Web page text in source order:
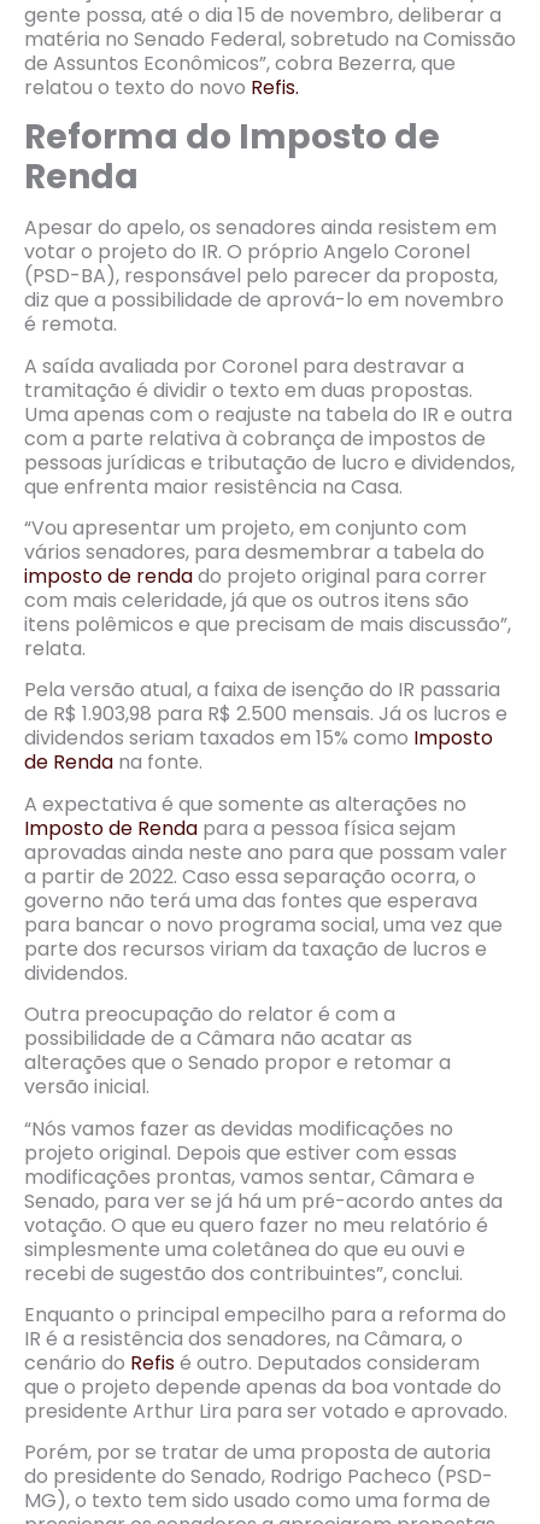
gente possa, até o dia 15 de novembro, deliberar a
matéria no Senado Federal, sobretudo na Comissão
de Assuntos Econômicos”, cobra Bezerra, que
relatou o texto do novo Refis.
Reforma do Imposto de
Renda
Apesar do apelo, os senadores ainda resistem em
votar o projeto do IR. O próprio Angelo Coronel
(PSD-BA), responsável pelo parecer da proposta,
diz que a possibilidade de aprová-lo em novembro
é remota.
A saída avaliada por Coronel para destravar a
tramitação é dividir o texto em duas propostas.
Uma apenas com o reajuste na tabela do IR e outra
com a parte relativa à cobrança de impostos de
pessoas jurídicas e tributação de lucro e dividendos,
que enfrenta maior resistência na Casa.
“Vou apresentar um projeto, em conjunto com
vários senadores, para desmembrar a tabela do
imposto de rendado projeto original para correr
com mais celeridade, já que os outros itens são
itens polêmicos e que precisam de mais discussão”,
relata.
Pela versão atual, a faixa de isenção do IR passaria
de R$ 1.903,98 para R$ 2.500 mensais. Já os lucros e
dividendos seriam taxados em 15% como Imposto
de Renda na fonte.
A expectativa é que somente as alterações no
Imposto de Renda para a pessoa física sejam
aprovadas ainda neste ano para que possam valer
a partir de 2022. Caso essa separação ocorra, o
governo não terá uma das fontes que esperava
para bancar o novo programa social, uma vez que
parte dos recursos viriam da taxação de lucros e
dividendos.
Outra preocupação do relator é com a
possibilidade de a Câmara não acatar as
alterações que o Senado propor e retomar a
versão inicial.
“Nós vamos fazer as devidas modificações no
projeto original. Depois que estiver com essas
modificações prontas, vamos sentar, Câmara e
Senado, para ver se já há um pré-acordo antes da
votação. O que eu quero fazer no meu relatório é
simplesmente uma coletânea do que eu ouvi e
recebi de sugestão dos contribuintes”, conclui.
Enquanto o principal empecilho para a reforma do
IR é a resistência dos senadores, na Câmara, o
cenário do Refisé outro. Deputados consideram
que o projeto depende apenas da boa vontade do
presidente Arthur Lira para ser votado e aprovado.
Porém, por se tratar de uma proposta de autoria
do presidente do Senado, Rodrigo Pacheco (PSD-
MG), o texto tem sido usado como uma forma de